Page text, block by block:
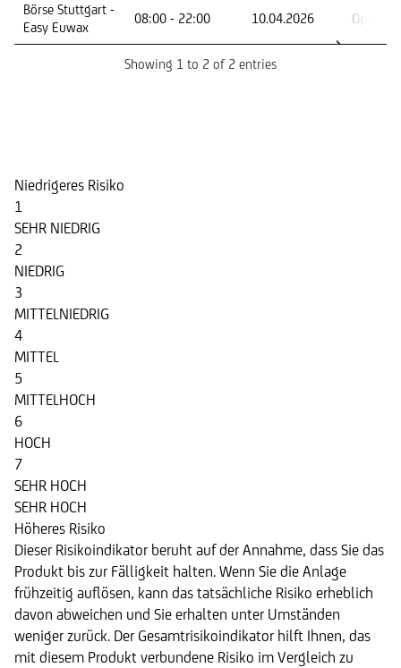
Börse Stuttgart -
Easy Euwax
08:00 - 22:00 10.04.2026 Open
Showing 1 to 2 of 2 entries
Niedrigeres Risiko
1
SEHR NIEDRIG
2
NIEDRIG
3
MITTELNIEDRIG
4
MITTEL
5
MITTELHOCH
6
HOCH
7
SEHR HOCH
SEHR HOCH
Höheres Risiko
Dieser Risikoindikator beruht auf der Annahme, dass Sie das
Produkt bis zur Fälligkeit halten. Wenn Sie die Anlage
frühzeitig auflösen, kann das tatsächliche Risiko erheblich
davon abweichen und Sie erhalten unter Umständen
weniger zurück. Der Gesamtrisikoindikator hilft Ihnen, das
mit diesem Produkt verbundene Risiko im Vergleich zu